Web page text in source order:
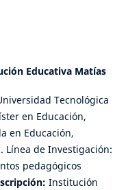
Educativa Matías
Tecnológica
en Educación,
en Educación,
Línea de Investigación:
pedagógicos
Institución